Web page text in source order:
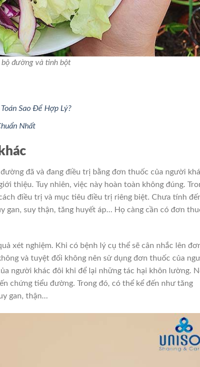
bộ đường và tinh bột
Sao Để Hợp Lý?
Nhất
đã và đang điều trị bằng đơn thuốc của người
thiệu. Tuy nhiên, việc này hoàn toàn không đúng.
điều trị và mục tiêu điều trị riêng biệt. Chưa tính
gan, suy thận, tăng huyết áp… Họ càng cần có đơn
xét nghiệm. Khi có bệnh lý cụ thể sẽ cân nhắc lên
và tuyệt đối không nên sử dụng đơn thuốc của
người khác đôi khi để lại những tác hại khôn lường.
chứng tiểu đường. Trong đó, có thể kể đến như tăng
gan, thận…